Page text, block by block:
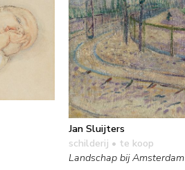
Jan Sluijters
schilderij • te koop
Landschap bij Amsterdam